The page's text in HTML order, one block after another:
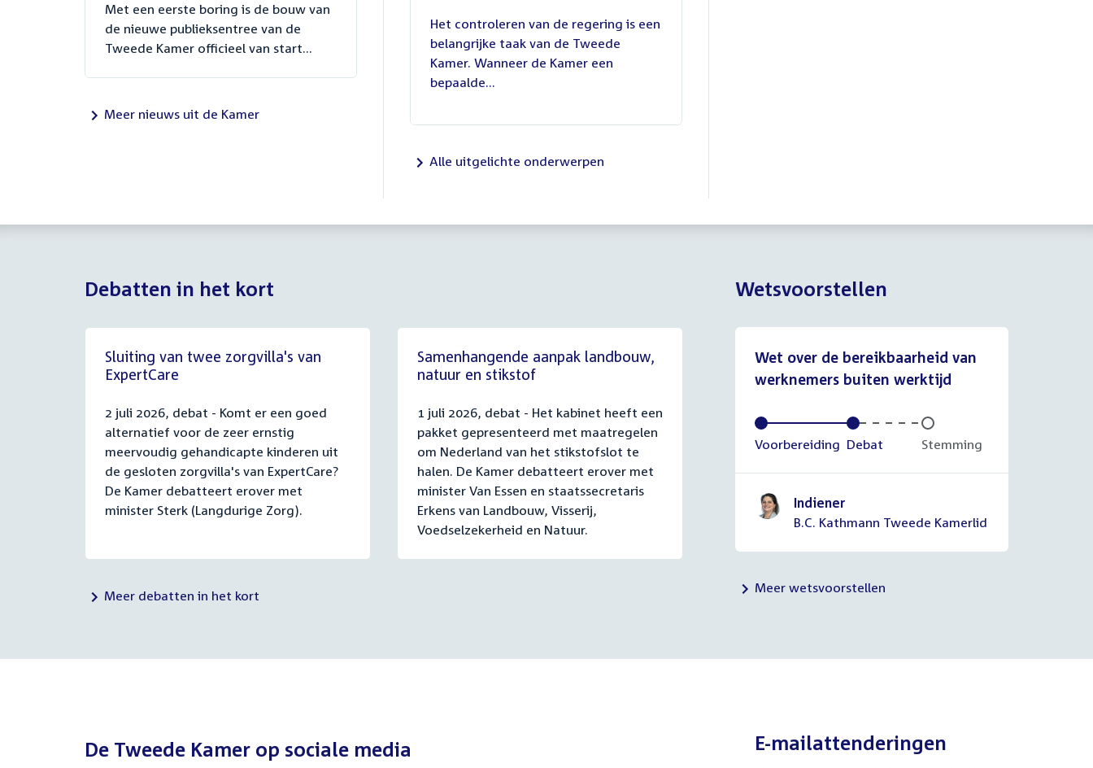
Met een eerste boring is de bouw van
de nieuwe publieksentree van de
Tweede Kamer officieel van start...
Meer nieuws uit de Kamer
juli
2026
Het controleren van de regering is een
belangrijke taak van de Tweede
Kamer. Wanneer de Kamer een
bepaalde...
Alle uitgelichte onderwerpen
Debatten in het kort
Sluiting van twee zorgvilla's van
ExpertCare
2 juli 2026, debat - Komt er een goed
alternatief voor de zeer ernstig
meervoudig gehandicapte kinderen uit
de gesloten zorgvilla's van ExpertCare?
De Kamer debatteert erover met
minister Sterk (Langdurige Zorg).
Samenhangende aanpak landbouw,
natuur en stikstof
1 juli 2026, debat - Het kabinet heeft een
pakket gepresenteerd met maatregelen
om Nederland van het stikstofslot te
halen. De Kamer debatteert erover met
minister Van Essen en staatssecretaris
Erkens van Landbouw, Visserij,
Voedselzekerheid en Natuur.
Meer debatten in het kort
Wetsvoorstellen
Wet over de bereikbaarheid van
werknemers buiten werktijd
Voltooid:
Voorbereiding Voltooid:
Debat Onvoltooid:
Stemming
Indiener
B.C. Kathmann Tweede Kamerlid
Meer wetsvoorstellen
De Tweede Kamer op sociale media E-mailattenderingen